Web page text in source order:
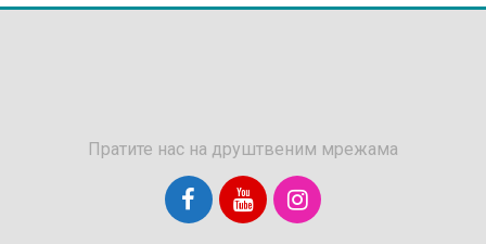
Пратите нас на друштвеним мрежама